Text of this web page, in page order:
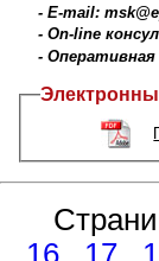
- E-mail:
- On-line
- Оперативная
16
17